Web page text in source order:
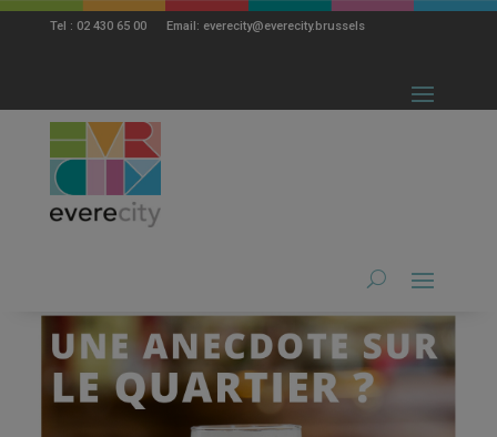
Tel : 02 430 65 00 Email: everecity@everecity.brussels
modal-check